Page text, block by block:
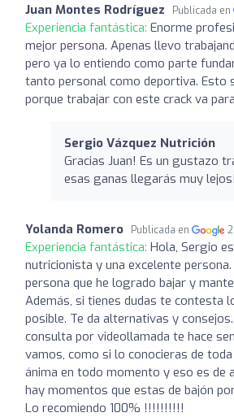
Juan Montes Rodríguez Publicada en
Experiencia fantástica: Enorme
mejor persona. Apenas llevo
pero ya lo entiendo como parte
tanto personal como deportiva. Esto
porque trabajar con este crack va
Sergio Vázquez Nutrición
Gracias Juan! Es un gustazo
esas ganas llegarás muy lejos!
Yolanda Romero Publicada en
Experiencia fantástica: Hola, Sergio
nutricionista y una excelente persona.
persona que he logrado bajar y
Además, si tienes dudas te contesta
posible. Te da alternativas y
consulta por videollamada te hace
vamos, como si lo conocieras de
ánima en todo momento y eso es de
hay momentos que estas de bajón
Lo recomiendo 100% !!!!!!!!!!